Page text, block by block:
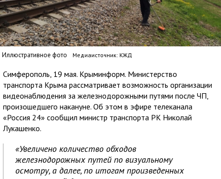
Иллюстративное фото Медиаисточник: КЖД
Симферополь, 19 мая. Крыминформ. Министерство
транспорта Крыма рассматривает возможность организации
видеонаблюдения за железнодорожными путями после ЧП,
произошедшего накануне. Об этом в эфире телеканала
«Россия 24» сообщил министр транспорта РК Николай
Лукашенко.
«Увеличено количество обходов
железнодорожных путей по визуальному
осмотру, а далее, по итогам произведенных